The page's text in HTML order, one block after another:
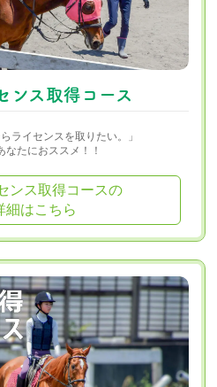
ンス取得コース
ライセンスを取りたい。」
なたにおススメ！！
ンス取得コースの
細はこちら